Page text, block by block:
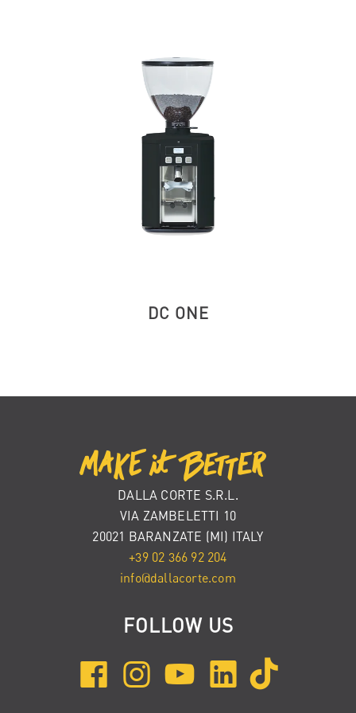
DC ONE
DALLA CORTE S.R.L.
VIA ZAMBELETTI 10
20021 BARANZATE (MI) ITALY
+39 02 366 92 204
info@dallacorte.com
FOLLOW US